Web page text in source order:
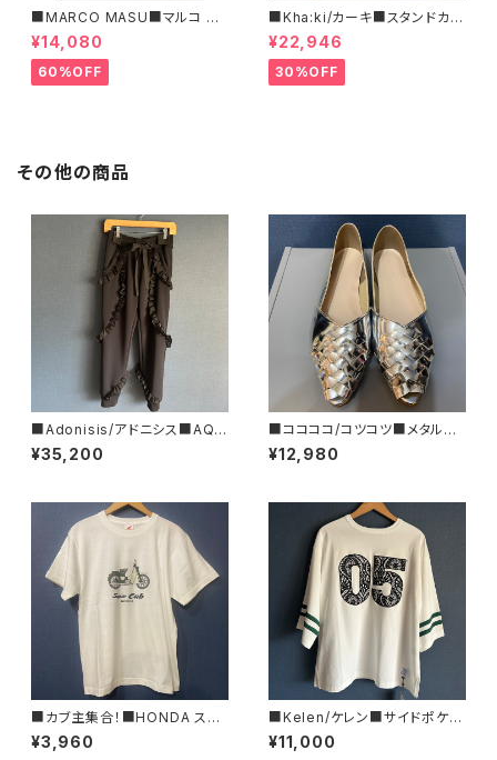
■MARCO MASU■マルコ マ
ージ■ハラコ・ゼブラ柄巾着BA
G■程よいサイズで可愛い
¥14,080
60%OFF
■Kha:ki/カーキ■スタンドカラ
ー・コート■
¥22,946
30%OFF
その他の商品
■Adonisis/アドニシス■AQU
AジャージーミニフリルPT■S2
6211
¥35,200
■ココココ/コツコツ■メタルカ
ラー・フラットシューズ■MADE I
N JAPAN
¥12,980
■カブ主集合！■HONDA スー
パーカブTシャツ/グリーン■GI
FTにもオススメ
¥3,960
■Kelen/ケレン■サイドポケッ
ト・スウェットTEE■KLM26HC
S1203
¥11,000